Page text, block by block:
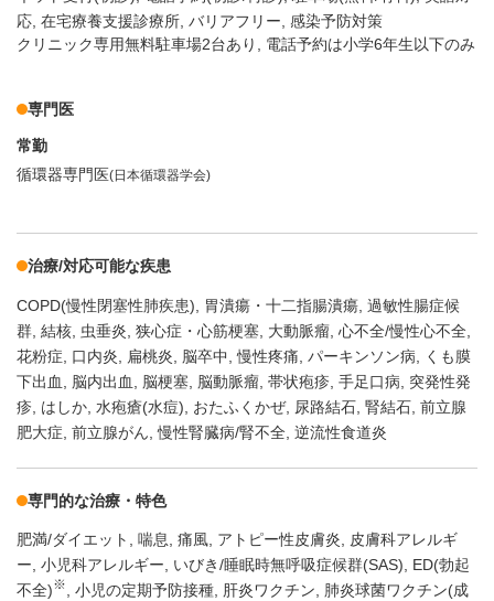
応 在宅療養支援診療所 バリアフリー 感染予防対策
クリニック専用無料駐車場2台あり, 電話予約は小学6年生以下のみ
専門医
常勤
循環器専門医(日本循環器学会)
治療/対応可能な疾患
COPD(慢性閉塞性肺疾患) 胃潰瘍・十二指腸潰瘍 過敏性腸症候
群 結核 虫垂炎 狭心症・心筋梗塞 大動脈瘤 心不全/慢性心不全
花粉症
口内炎 扁桃炎 脳卒中 慢性疼痛 パーキンソン病
くも膜
下出血
脳内出血 脳梗塞 脳動脈瘤 帯状疱疹 手足口病
突発性発
疹 はしか 水疱瘡(水痘) おたふくかぜ 尿路結石 腎結石 前立腺
肥大症 前立腺がん 慢性腎臓病/腎不全 逆流性食道炎
専門的な治療・特色
肥満/ダイエット 喘息 痛風 アトピー性皮膚炎
皮膚科アレルギ
ー 小児科アレルギー いびき/睡眠時無呼吸症候群(SAS)
ED(勃起
不全)※ 小児の定期予防接種 肝炎ワクチン
肺炎球菌ワクチン(成